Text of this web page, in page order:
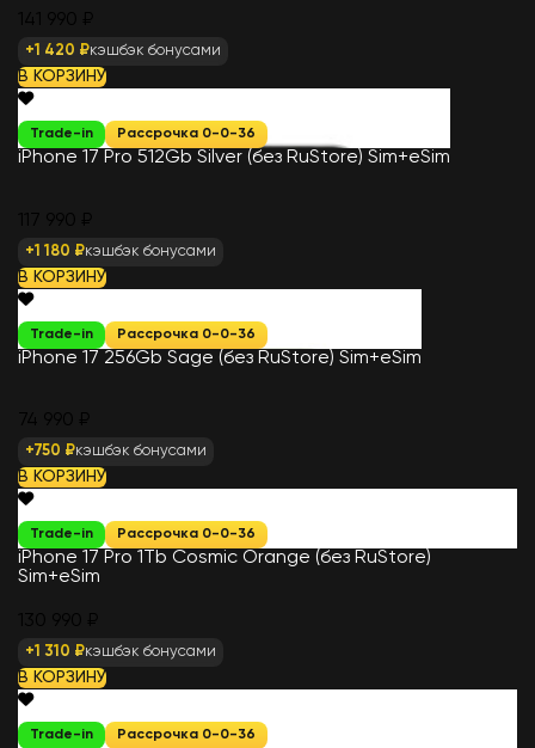
+1 420 ₽кэшбэк бонусами
В КОРЗИНУ
Trade-in Рассрочка 0-0-36
iPhone 17 Pro 512Gb Silver (без RuStore) Sim+eSim
+1 180 ₽кэшбэк бонусами
В КОРЗИНУ
Trade-in Рассрочка 0-0-36
iPhone 17 256Gb Sage (без RuStore) Sim+eSim
+750 ₽кэшбэк бонусами
В КОРЗИНУ
Trade-in Рассрочка 0-0-36
iPhone 17 Pro 1Tb Cosmic Orange (без RuStore)
Sim+eSim
+1 310 ₽кэшбэк бонусами
В КОРЗИНУ
Trade-in Рассрочка 0-0-36